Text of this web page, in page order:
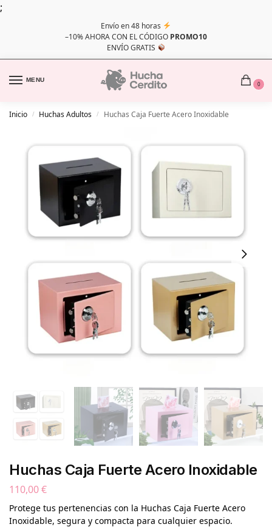
;
Envío en 48 horas
–10% AHORA CON EL CÓDIGO PROMO10
ENVÍO GRATIS
MENU
0
Inicio / Huchas Adultos / Huchas Caja Fuerte Acero Inoxidable
Huchas Caja Fuerte Acero Inoxidable
110,00€
Protege tus pertenencias con la Huchas Caja Fuerte Acero
Inoxidable, segura y compacta para cualquier espacio.